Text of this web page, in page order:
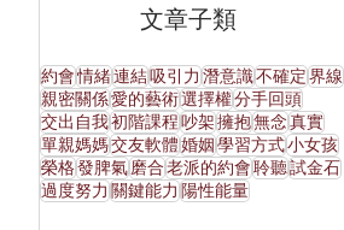
約會情緒連結吸引力潛意識不確定界線
親密關係愛的藝術選擇權分手回頭
交出自我初階課程吵架擁抱無念真實
單親媽媽交友軟體婚姻學習方式小女孩
榮格發脾氣磨合老派的約會聆聽試金石
過度努力關鍵能力陽性能量
文章子類